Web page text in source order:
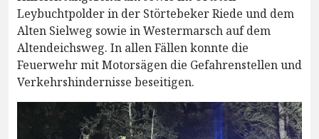
Leybuchtpolder in der Störtebeker Riede und dem
Alten Sielweg sowie in Westermarsch auf dem
Altendeichsweg. In allen Fällen konnte die
Feuerwehr mit Motorsägen die Gefahrenstellen und
Verkehrshindernisse beseitigen.